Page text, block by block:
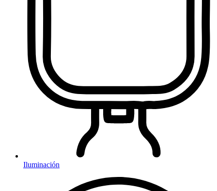
Iluminación